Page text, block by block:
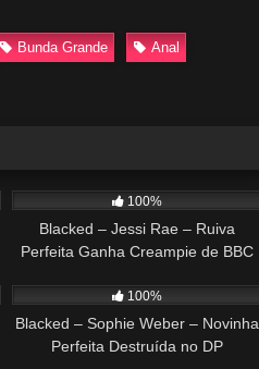
Bunda Grande Anal
100%
Blacked – Jessi Rae – Ruiva
Perfeita Ganha Creampie de BBC
100%
Blacked – Sophie Weber – Novinha
Perfeita Destruída no DP